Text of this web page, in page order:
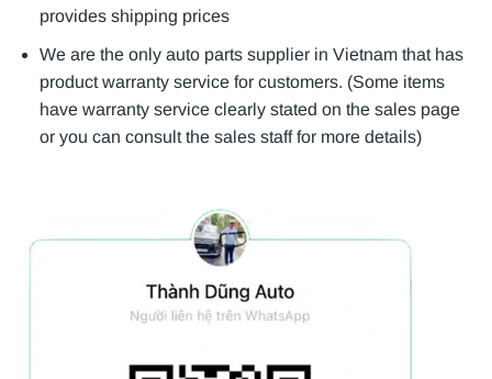
provides shipping prices
We are the only auto parts supplier in Vietnam that has
product warranty service for customers. (Some items
have warranty service clearly stated on the sales page
or you can consult the sales staff for more details)